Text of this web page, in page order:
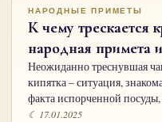
НАРОДНЫЕ ПРИМЕТЫ
К чему трескается
народная примета
Неожиданно треснувшая
кипятка – ситуация,
факта испорченной
☾ 17.01.2025